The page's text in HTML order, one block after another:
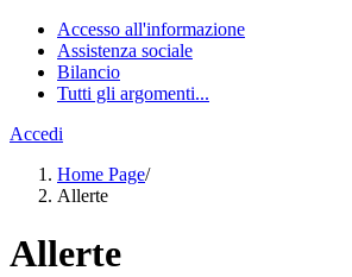
Accesso all'informazione
Assistenza sociale
Bilancio
Tutti gli argomenti...
Accedi
Home Page/
Allerte
Allerte